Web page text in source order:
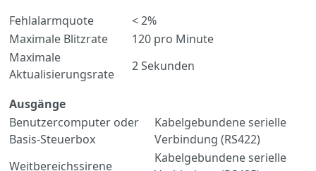
Fehlalarmquote
< 2%
Maximale Blitzrate
120 pro Minute
Maximale
Aktualisierungsrate
2 Sekunden
Ausgänge
Benutzercomputer oder
Basis-Steuerbox
Kabelgebundene serielle
Verbindung (RS422)
Weitbereichssirene
Kabelgebundene serielle